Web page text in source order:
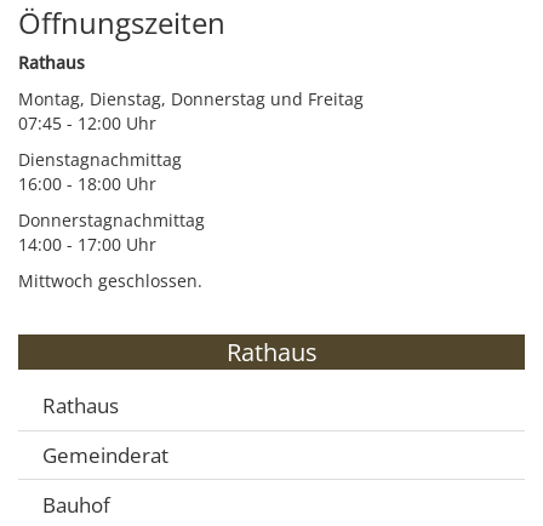
Öffnungszeiten
Rathaus
Montag, Dienstag, Donnerstag und Freitag
07:45 - 12:00 Uhr
Dienstagnachmittag
16:00 - 18:00 Uhr
Donnerstagnachmittag
14:00 - 17:00 Uhr
Mittwoch geschlossen.
Rathaus
Rathaus
Gemeinderat
Bauhof